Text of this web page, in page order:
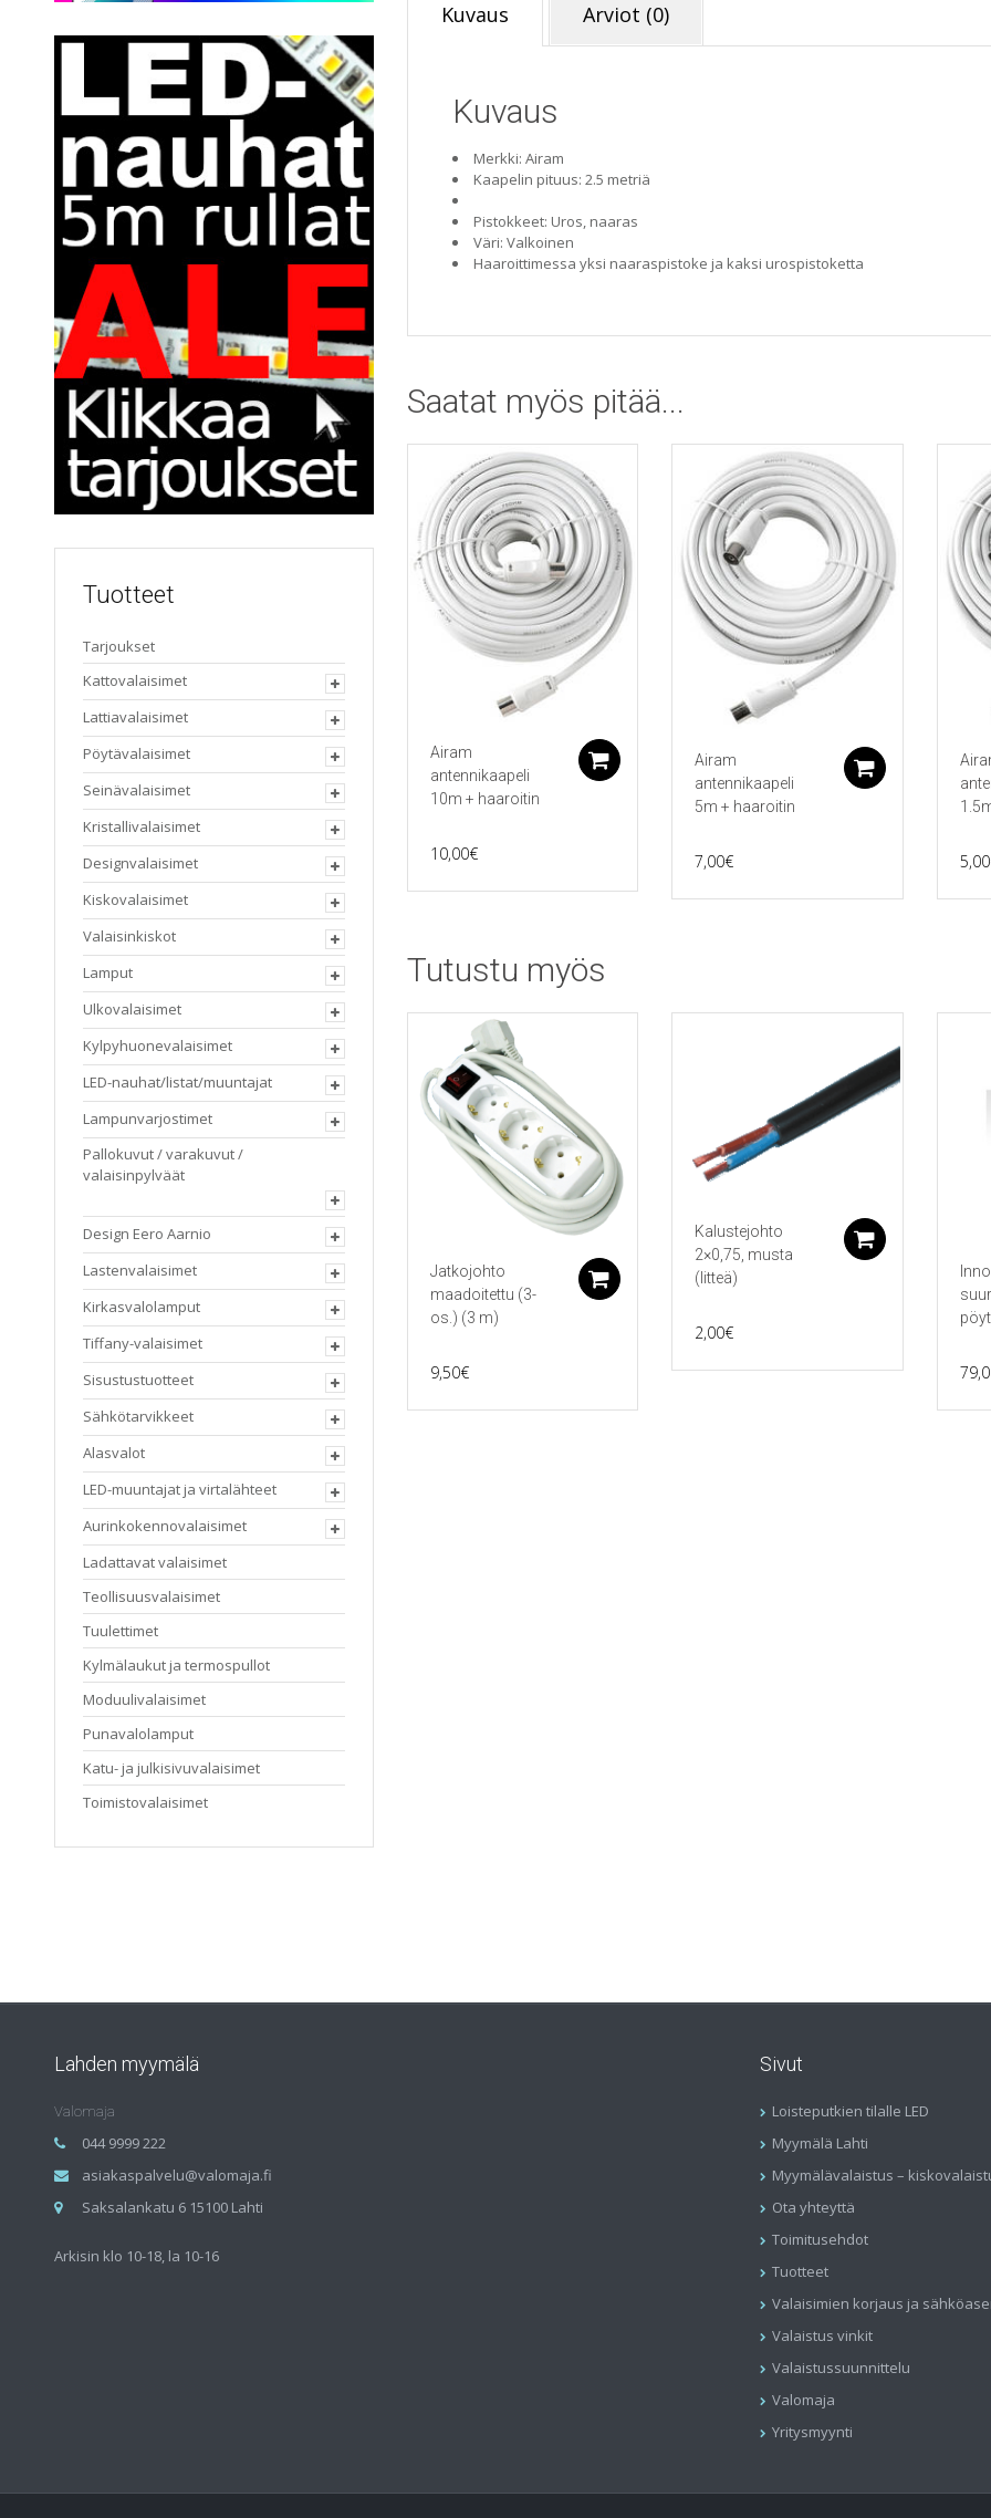
Kuvaus Arviot (0)
Kuvaus
Merkki: Airam
Kaapelin pituus: 2.5 metriä
Pistokkeet: Uros, naaras
Väri: Valkoinen
Haaroittimessa yksi naaraspistoke ja kaksi urospistoketta
Saatat myös pitää...
Airam
antennikaapeli
10m + haaroitin
10,00€
Lisää ostoskoriin
Airam
antennikaapeli
5m + haaroitin
7,00€
Lisää
5,00
Tutustu myös
Jatkojohto
maadoitettu (3-
os.) (3 m)
9,50€
Lisää ostoskoriin
Kalustejohto
2×0,75, musta
(litteä)
2,00€
Tuotteet
Tarjoukset
Kattovalaisimet
Lattiavalaisimet
Pöytävalaisimet
Seinävalaisimet
Kristallivalaisimet
Designvalaisimet
Kiskovalaisimet
Valaisinkiskot
Lamput
Ulkovalaisimet
Kylpyhuonevalaisimet
LED-nauhat/listat/muuntajat
Lampunvarjostimet
Pallokuvut / varakuvut /
valaisinpylväät
Design Eero Aarnio
Lastenvalaisimet
Kirkasvalolamput
Tiffany-valaisimet
Sisustustuotteet
Sähkötarvikkeet
Alasvalot
LED-muuntajat ja virtalähteet
Aurinkokennovalaisimet
Ladattavat valaisimet
Teollisuusvalaisimet
Tuulettimet
Kylmälaukut ja termospullot
Moduulivalaisimet
Punavalolamput
Katu- ja julkisivuvalaisimet
Toimistovalaisimet
Lahden myymälä
Valomaja
044 9999 222
asiakaspalvelu@valomaja.fi
Saksalankatu 6 15100 Lahti
Arkisin klo 10-18, la 10-16
Sivut
Loisteputkien tilalle LED
Myymälä Lahti
Myymälävalaistus –
Ota yhteyttä
Toimitusehdot
Tuotteet
Valaisimien korjaus ja
Valaistus vinkit
Valaistussuunnittelu
Valomaja
Yritysmyynti